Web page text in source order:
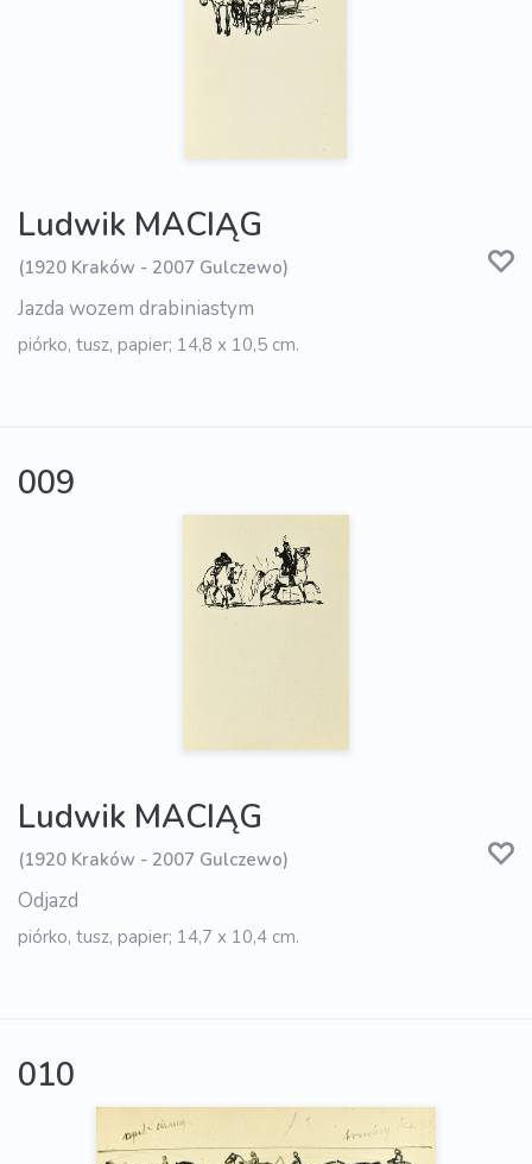
Ludwik MACIĄG
(1920 Kraków - 2007 Gulczewo)
Jazda wozem drabiniastym
piórko, tusz, papier; 14,8 x 10,5 cm.
009
Ludwik MACIĄG
(1920 Kraków - 2007 Gulczewo)
Odjazd
piórko, tusz, papier; 14,7 x 10,4 cm.
010